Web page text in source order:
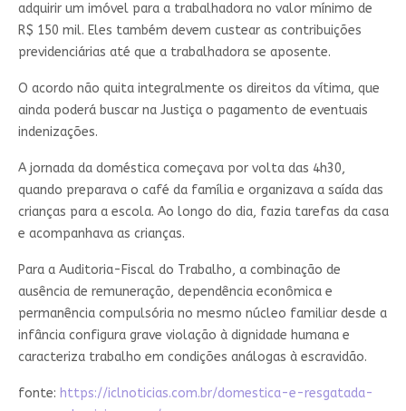
adquirir um imóvel para a trabalhadora no valor mínimo de
R$ 150 mil. Eles também devem custear as contribuições
previdenciárias até que a trabalhadora se aposente.
O acordo não quita integralmente os direitos da vítima, que
ainda poderá buscar na Justiça o pagamento de eventuais
indenizações.
A jornada da doméstica começava por volta das 4h30,
quando preparava o café da família e organizava a saída das
crianças para a escola. Ao longo do dia, fazia tarefas da casa
e acompanhava as crianças.
Para a Auditoria-Fiscal do Trabalho, a combinação de
ausência de remuneração, dependência econômica e
permanência compulsória no mesmo núcleo familiar desde a
infância configura grave violação à dignidade humana e
caracteriza trabalho em condições análogas à escravidão.
fonte: https://iclnoticias.com.br/domestica-e-resgatada-